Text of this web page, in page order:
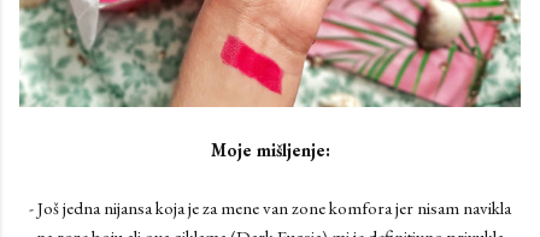
Moje mišljenje:
- Još jedna nijansa koja je za mene van zone komfora jer nisam navikla